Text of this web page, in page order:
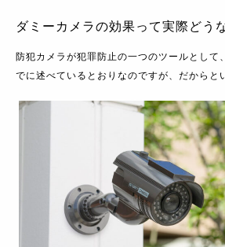
ダミーカメラの効果って実際どう
防犯カメラが犯罪防止の一つのツールとして
でに述べているとおりなのですが、だから